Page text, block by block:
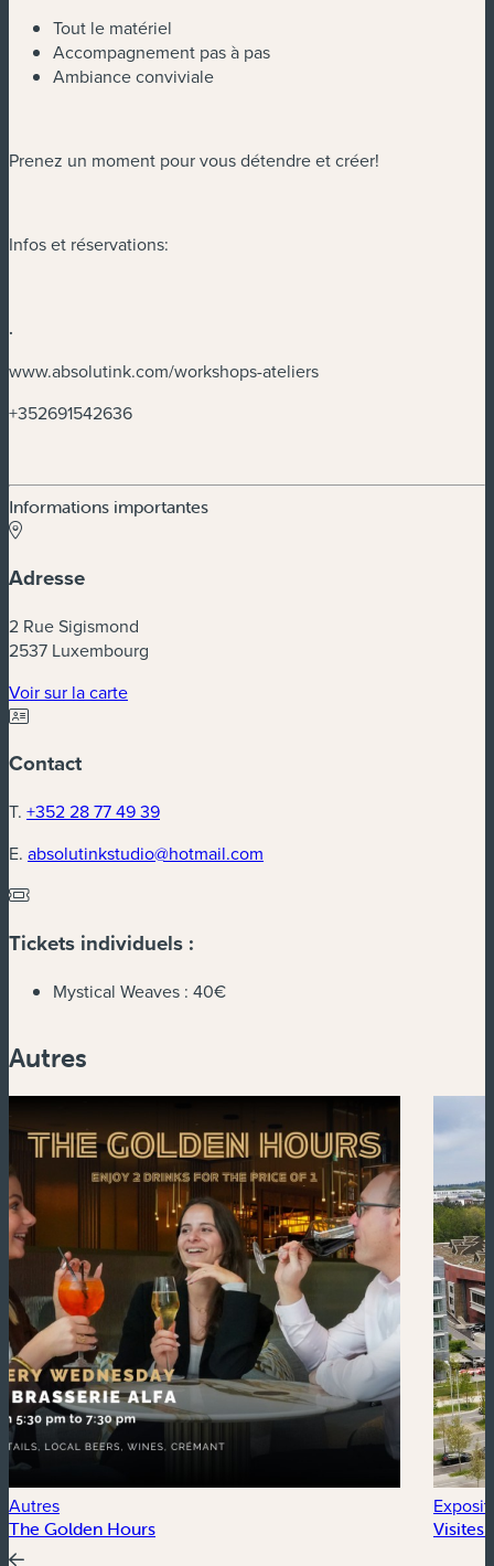
Tout le matériel
Accompagnement pas à pas
Ambiance conviviale
Prenez un moment pour vous détendre et créer!
Infos et réservations:
.
www.absolutink.com/workshops-ateliers
+352691542636
Informations importantes
Adresse
2 Rue Sigismond
2537 Luxembourg
Voir sur la carte(nouvelle fenêtre)
Contact
T. +352 28 77 49 39
E. absolutinkstudio@hotmail.com
Tickets individuels :
Mystical Weaves : 40€
Autres
Autres
The Golden Hours Visites